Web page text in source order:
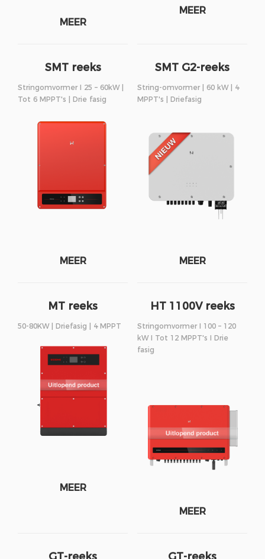
MEER
MEER
SMT reeks
Stringomvormer I 25 – 60kW |
Tot 6 MPPT's | Drie fasig
MEER
SMT G2-reeks
String-omvormer | 60 kW | 4
MPPT's | Driefasig
MEER
MT reeks
50-80KW | Driefasig | 4 MPPT
MEER
HT 1100V reeks
Stringomvormer I 100 – 120
kW I Tot 12 MPPT's I Drie
fasig
MEER
GT-reeks GT-reeks